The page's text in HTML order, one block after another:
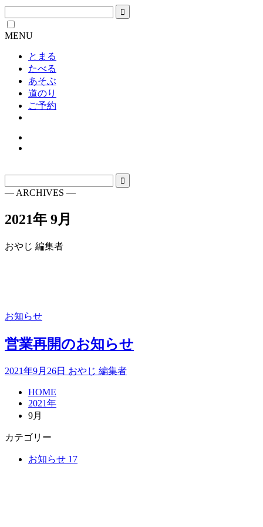
MENU
とまる
たべる
あそぶ
道のり
ご予約
― ARCHIVES ―
2021年 9月
おやじ 編集者
お知らせ
営業再開のお知らせ
2021年9月26日 おやじ 編集者
HOME
2021年
9月
カテゴリー
お知らせ 17